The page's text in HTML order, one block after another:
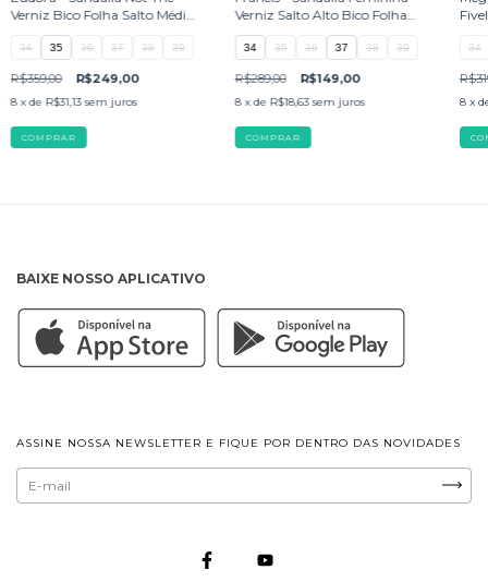
Verniz Bico Folha Salto Médio
Amarela
34 35 36 37 38 39
R$359,00 R$249,00
8 x de R$31,13 sem juros
COMPRAR
Verniz Salto Alto Bico Folha
Branca
34 35 36 37 38 39
R$289,00 R$149,00
8 x de R$18,63 sem juros
COMPRAR
34
8 x
BAIXE NOSSO APLICATIVO
ASSINE NOSSA NEWSLETTER E FIQUE POR DENTRO DAS NOVIDADES